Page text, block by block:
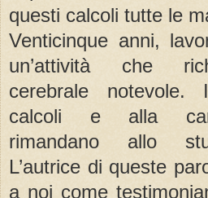
questi calcoli tutte le
Venticinque anni,
un’attività che
cerebrale
calcoli e alla
rimandano allo
L’autrice di queste
a noi come